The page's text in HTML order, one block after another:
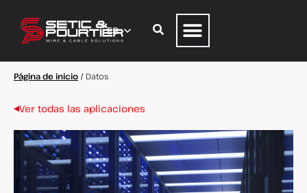
Página de inicio / Datos
Ver todas las aplicaciones